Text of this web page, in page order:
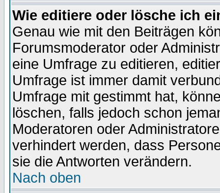
Wie editiere oder lösche ich
Genau wie mit den Beiträgen
Forumsmoderator oder
eine Umfrage zu editieren,
Umfrage ist immer damit
Umfrage mit gestimmt hat,
löschen, falls jedoch schon
Moderatoren oder
verhindert werden, dass
sie die Antworten verändern.
Nach oben